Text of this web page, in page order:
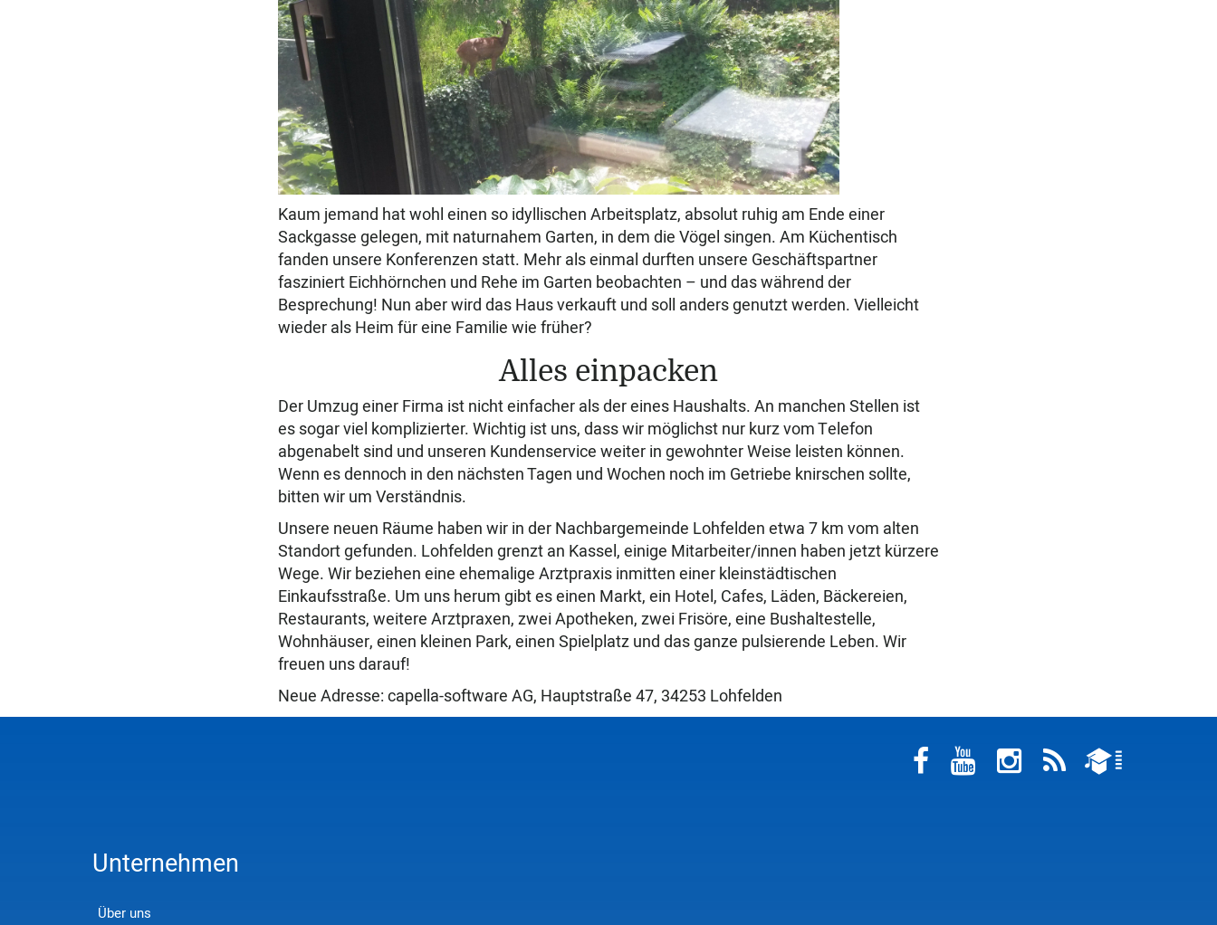
Kaum jemand hat wohl einen so idyllischen Arbeitsplatz, absolut ruhig am Ende einer
Sackgasse gelegen, mit naturnahem Garten, in dem die Vögel singen. Am Küchentisch
fanden unsere Konferenzen statt. Mehr als einmal durften unsere Geschäftspartner
fasziniert Eichhörnchen und Rehe im Garten beobachten – und das während der
Besprechung! Nun aber wird das Haus verkauft und soll anders genutzt werden. Vielleicht
wieder als Heim für eine Familie wie früher?
Alles einpacken
Der Umzug einer Firma ist nicht einfacher als der eines Haushalts. An manchen Stellen ist
es sogar viel komplizierter. Wichtig ist uns, dass wir möglichst nur kurz vom Telefon
abgenabelt sind und unseren Kundenservice weiter in gewohnter Weise leisten können.
Wenn es dennoch in den nächsten Tagen und Wochen noch im Getriebe knirschen sollte,
bitten wir um Verständnis.
Unsere neuen Räume haben wir in der Nachbargemeinde Lohfelden etwa 7 km vom alten
Standort gefunden. Lohfelden grenzt an Kassel, einige Mitarbeiter/innen haben jetzt kürzere
Wege. Wir beziehen eine ehemalige Arztpraxis inmitten einer kleinstädtischen
Einkaufsstraße. Um uns herum gibt es einen Markt, ein Hotel, Cafes, Läden, Bäckereien,
Restaurants, weitere Arztpraxen, zwei Apotheken, zwei Frisöre, eine Bushaltestelle,
Wohnhäuser, einen kleinen Park, einen Spielplatz und das ganze pulsierende Leben. Wir
freuen uns darauf!
Neue Adresse: capella-software AG, Hauptstraße 47, 34253 Lohfelden
Unternehmen
Über uns